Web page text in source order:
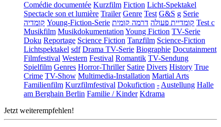
Comédie documentée Kurzfilm Fiction Licht-Spektakel
Spectacle son et lumière Trailer Genre Test G&S g Serie
קומדיה Young-Fiction-Serie קומדיית פעולה דרמה קומית
Test c
Musikfilm MusikdokumentationYoung Fiction TV-Serie
Doku Reportage Science Fiction Tanzfilm Science-Fiction
Lichtspektakel sdf Drama TV-Serie Biographie Docutainment
Filmfestival Western Festival Romantik TV-Sendung
Spielfilm Genres Horror-Thriller Satire Divers History True
Crime TV-Show Multimedia-Installation Martial Arts
Familienfilm Kurzfilmfestival Dokufiction -Austellung Halle
am Berghain Berlin Familie / Kinder Kdrama
Jetzt weiterempfehlen!